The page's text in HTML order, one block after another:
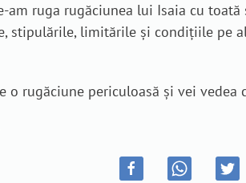
ruga rugăciunea lui Isaia cu
stipulările, limitările și condițiile pe
o rugăciune periculoasă și vei